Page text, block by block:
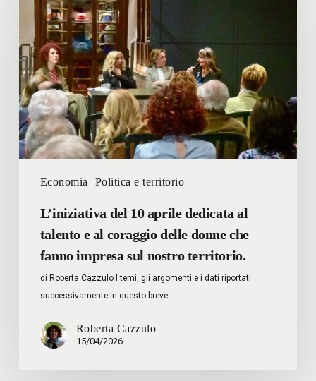
Economia Politica e territorio
dedicata
al
talento
e
al
coraggio
delle
fanno
impresa
nostro
territorio.
L’iniziativa del 10 aprile dedicata al
talento e al coraggio delle donne che
fanno impresa sul nostro territorio.
di Roberta Cazzulo I temi, gli argomenti e i dati riportati
successivamente in questo breve…
Roberta Cazzulo
15/04/2026